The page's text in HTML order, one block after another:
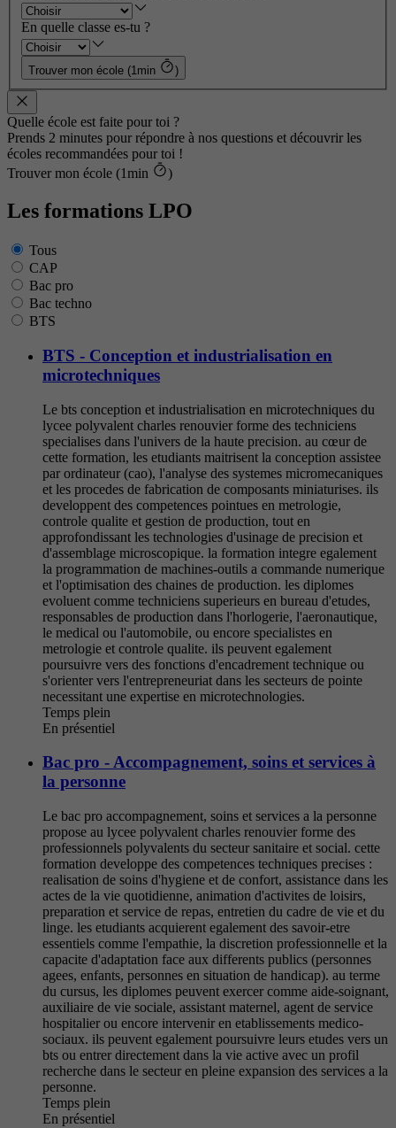
En quelle classe es-tu ?
Trouver mon école (1min )
Quelle école est faite pour toi ?
Prends 2 minutes pour répondre à nos questions et découvrir les
écoles recommandées pour toi !
Trouver mon école (1min
)
Les formations LPO
Tous
CAP
Bac pro
Bac techno
BTS
BTS - Conception et industrialisation en
microtechniques
Le bts conception et industrialisation en microtechniques du
lycee polyvalent charles renouvier forme des techniciens
specialises dans l'univers de la haute precision. au cœur de
cette formation, les etudiants maitrisent la conception assistee
par ordinateur (cao), l'analyse des systemes micromecaniques
et les procedes de fabrication de composants miniaturises. ils
developpent des competences pointues en metrologie,
controle qualite et gestion de production, tout en
approfondissant les technologies d'usinage de precision et
d'assemblage microscopique. la formation integre egalement
la programmation de machines-outils a commande numerique
et l'optimisation des chaines de production. les diplomes
evoluent comme techniciens superieurs en bureau d'etudes,
responsables de production dans l'horlogerie, l'aeronautique,
le medical ou l'automobile, ou encore specialistes en
metrologie et controle qualite. ils peuvent egalement
poursuivre vers des fonctions d'encadrement technique ou
s'orienter vers l'entrepreneuriat dans les secteurs de pointe
necessitant une expertise en microtechnologies.
Temps plein
En présentiel
Bac pro - Accompagnement, soins et services à
la personne
Le bac pro accompagnement, soins et services a la personne
propose au lycee polyvalent charles renouvier forme des
professionnels polyvalents du secteur sanitaire et social. cette
formation developpe des competences techniques precises :
realisation de soins d'hygiene et de confort, assistance dans les
actes de la vie quotidienne, animation d'activites de loisirs,
preparation et service de repas, entretien du cadre de vie et du
linge. les etudiants acquierent egalement des savoir-etre
essentiels comme l'empathie, la discretion professionnelle et la
capacite d'adaptation face aux differents publics (personnes
agees, enfants, personnes en situation de handicap). au terme
du cursus, les diplomes peuvent exercer comme aide-soignant,
auxiliaire de vie sociale, assistant maternel, agent de service
hospitalier ou encore intervenir en etablissements medico-
sociaux. ils peuvent egalement poursuivre leurs etudes vers un
bts ou entrer directement dans la vie active avec un profil
recherche dans le secteur en pleine expansion des services a la
personne.
Temps plein
En présentiel